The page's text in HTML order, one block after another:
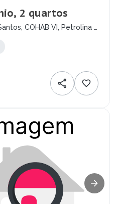
2 quartos
COHAB VI, Petrolina -